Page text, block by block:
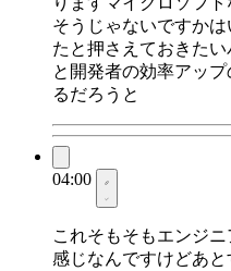
そうじゃないですか
たと押さえておきた
と開発者の効率アッ
るだろうと
04:00
これそもそもエンジ
感じなんですけどあ